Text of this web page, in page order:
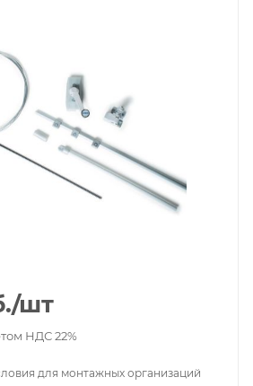
/шт
НДС 22%
для монтажных организаций